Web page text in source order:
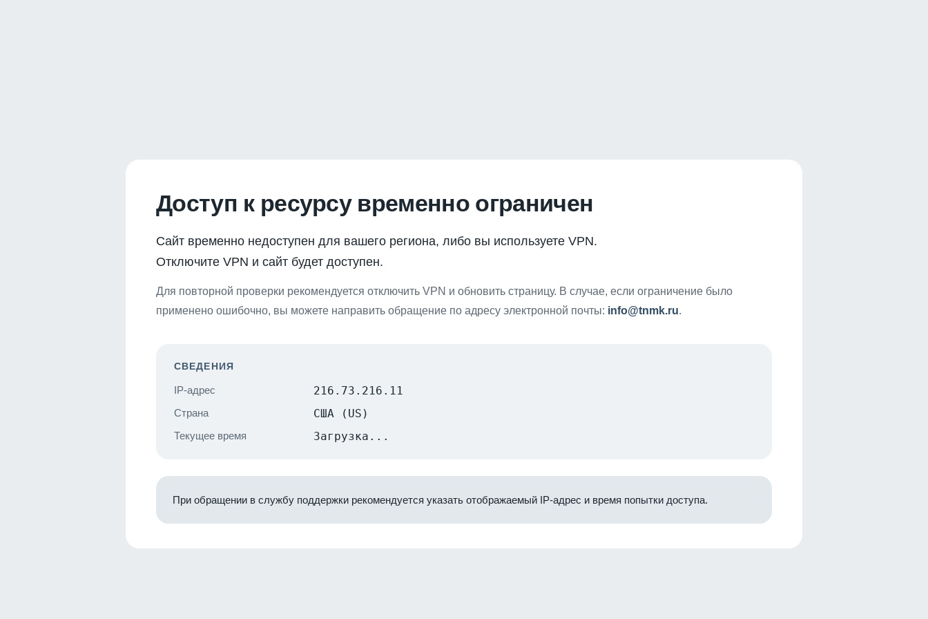
Доступ к ресурсу временно ограничен
Сайт временно недоступен для вашего региона, либо вы используете VPN.
Отключите VPN и сайт будет доступен.
Для повторной проверки рекомендуется отключить VPN и обновить страницу. В случае, если ограничение было
применено ошибочно, вы можете направить обращение по адресу электронной почты: info@tnmk.ru.
СВЕДЕНИЯ
IP-адрес 216.73.216.11
Страна США (US)
Текущее время Загрузка...
При обращении в службу поддержки рекомендуется указать отображаемый IP-адрес и время попытки доступа.